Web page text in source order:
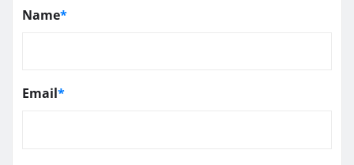
Name*
Email*